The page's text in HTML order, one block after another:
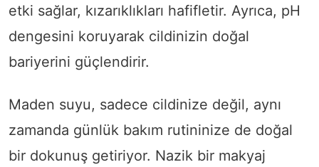
etki sağlar, kızarıklıkları hafifletir. Ayrıca, pH
dengesini koruyarak cildinizin doğal
bariyerini güçlendirir.
Maden suyu, sadece cildinize değil, aynı
zamanda günlük bakım rutininize de doğal
bir dokunuş getiriyor. Nazik bir makyaj